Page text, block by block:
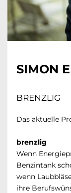
SIMON
BRENZLIG
Das aktuelle
brenzlig
Wenn
Benzintank
wenn
ihre